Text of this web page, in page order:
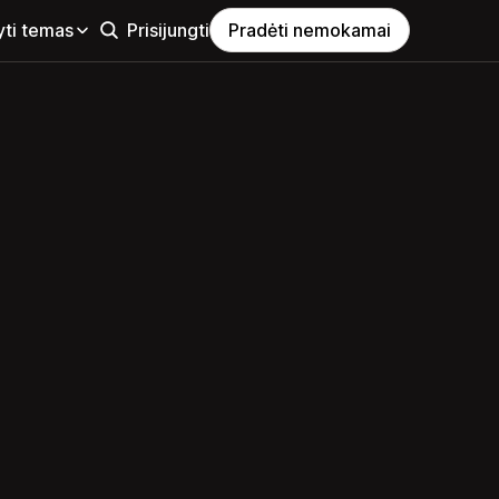
temas Prisijungti Pradėti nemokamai